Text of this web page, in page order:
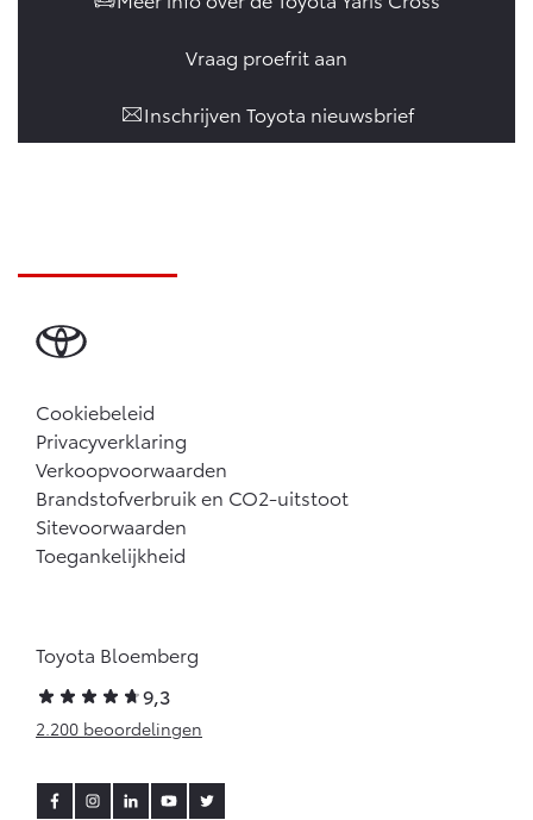
Vraag proefrit aan
Inschrijven Toyota nieuwsbrief
Cookiebeleid
Privacyverklaring
Verkoopvoorwaarden
Brandstofverbruik en CO2-uitstoot
Sitevoorwaarden
Toegankelijkheid
Toyota Bloemberg
9,3
2.200 beoordelingen